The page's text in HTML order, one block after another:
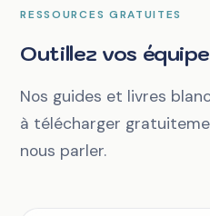
RESSOURCES GRATUITES
Outillez vos
Nos guides et livres
à télécharger
nous parler.